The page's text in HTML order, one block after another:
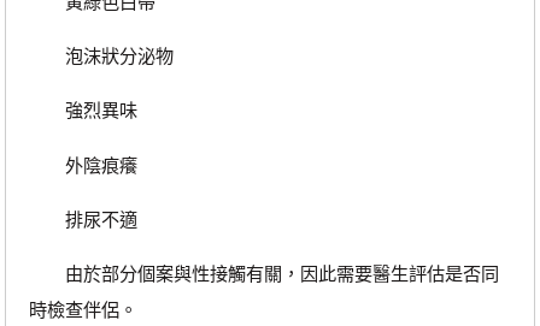
泡沫狀分泌物
強烈異味
外陰痕癢
排尿不適
由於部分個案與性接觸有關，因此需要醫生評估是否同
時檢查伴侶。